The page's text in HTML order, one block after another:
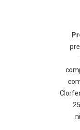
Inicio